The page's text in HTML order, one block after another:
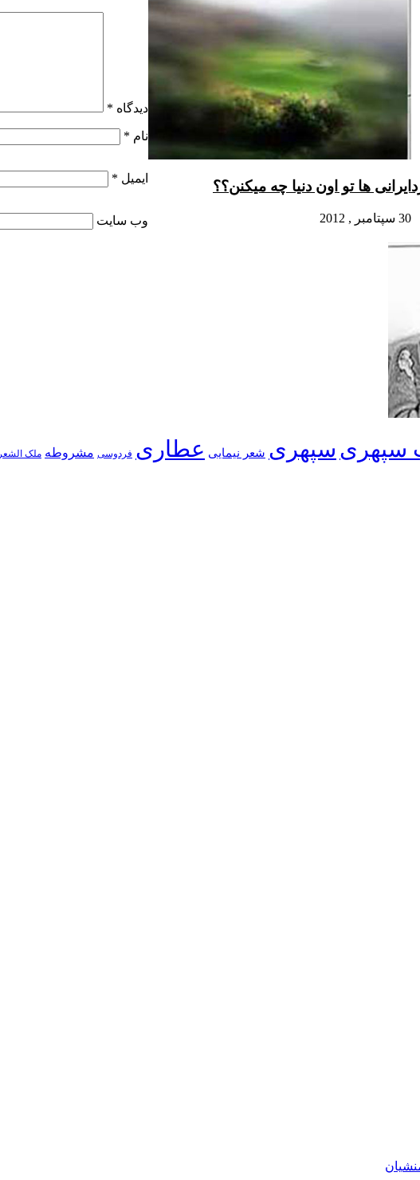
ایرانی ها تو اون دنیا چه میکنن؟؟
30 سپتامبر , 2012
دیدگاه *
نام *
ایمیل *
وب‌ سایت
سپهری سپهری شعر نیمایی عطاری فردوسی مشروطه ملک الشعرا